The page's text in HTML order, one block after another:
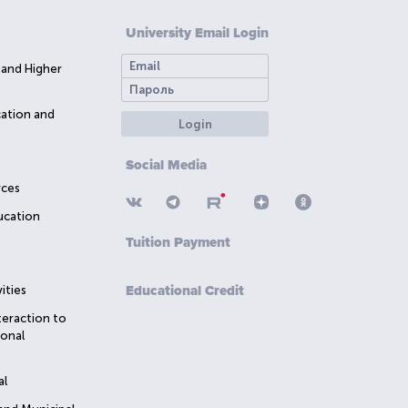
Higher
and
to
University Email Login
Login
Social Media
Tuition Payment
Educational Credit